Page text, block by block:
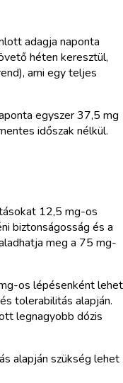
adagja naponta
héten keresztül,
ami egy teljes
egyszer 37,5 mg
időszak nélkül.
12,5 mg-os
biztonságosság és a
meg a 75 mg-
os lépésenként lehet
tolerabilitás alapján.
legnagyobb dózis
alapján szükség lehet